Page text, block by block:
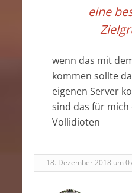
eine
wenn das mit
kommen sollte
eigenen Server
sind das für
Vollidioten
18. Dezember 2018 um